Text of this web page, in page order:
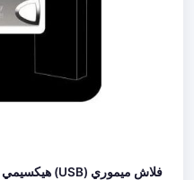
فلاش ميموري (USB) هيكسيمي سعة 64 جيجابايت